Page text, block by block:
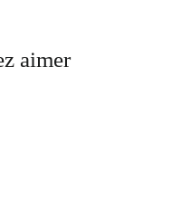
aimer